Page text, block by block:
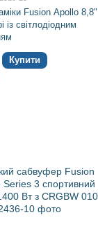
Fusion Apollo 8,8"
із світлодіодним
Купити